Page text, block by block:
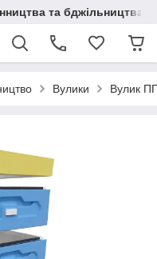
та бджільництва
Вулики Вулик